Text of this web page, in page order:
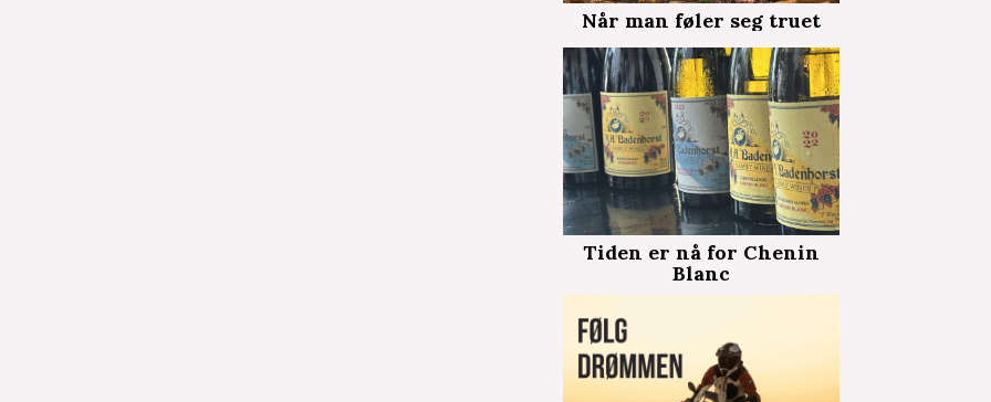
Når man føler seg truet
Tiden er nå for Chenin
Blanc